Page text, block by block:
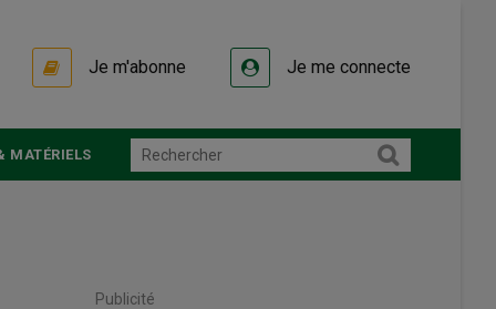
Je m'abonne Je me connecte
MATÉRIELS
Publicité